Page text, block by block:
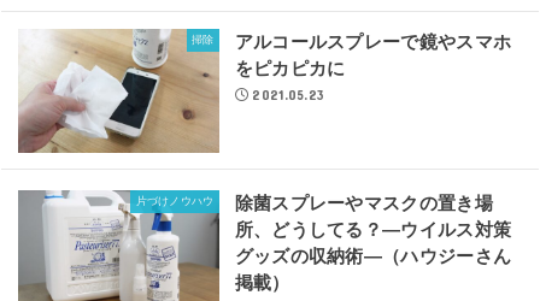
掃除
アルコールスプレーで鏡やスマホ
をピカピカに
2021.05.23
片づけノウハウ
除菌スプレーやマスクの置き場
所、どうしてる？―ウイルス対策
グッズの収納術―（ハウジーさん
掲載）